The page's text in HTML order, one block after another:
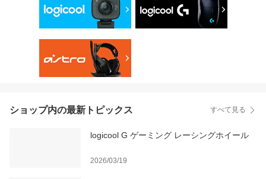
ショップ内の最新トピックス すべて見る
logicool G ゲーミング レーシングホイール
2026/03/19